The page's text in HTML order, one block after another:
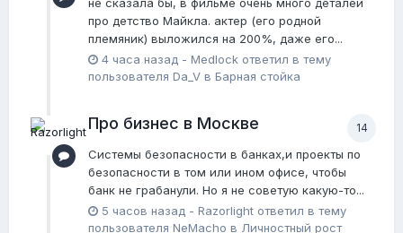
про детство Майкла. актер (его родной
племяник) выложился на 200%, даже его...
4 часа назад - Medlock ответил в тему
пользователя Da_V в Барная стойка
14
Про бизнес в Москве
Системы безопасности в банках,и проекты по
безопасности в том или ином офисе, чтобы
банк не грабанули. Но я не советую какую-то...
5 часов назад - Razorlight ответил в тему
пользователя NeMacho в Личностный рост